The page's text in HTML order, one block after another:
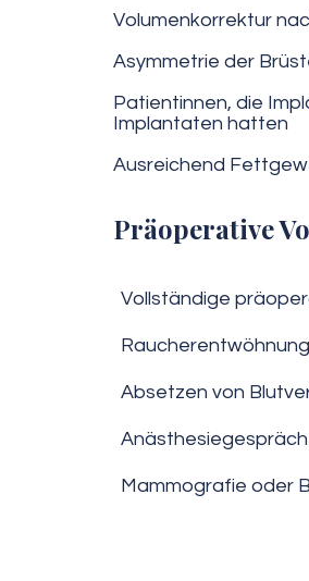
Volumenkorrektur
Asymmetrie der
Patientinnen, die
Implantaten hatten
Ausreichend
Präoperative
Vollständige
Absetzen von
Anästhesiegespräch
Mammografie oder